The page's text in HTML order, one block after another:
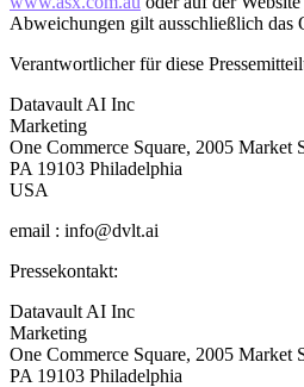
Abweichungen gilt ausschließlich das
Verantwortlicher für diese
Datavault AI Inc
Marketing
One Commerce Square, 2005 Market
PA 19103 Philadelphia
USA
email : info@dvlt.ai
Pressekontakt:
Datavault AI Inc
Marketing
One Commerce Square, 2005 Market
PA 19103 Philadelphia